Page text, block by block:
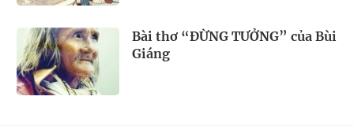
Bài thơ “ĐỪNG TƯỞNG” của Bùi
Giáng